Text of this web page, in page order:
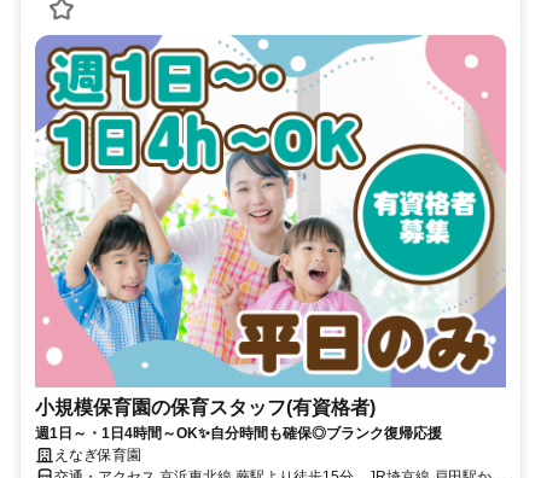
小規模保育園の保育スタッフ(有資格者)
週1日～・1日4時間～OK✨自分時間も確保◎ブランク復帰応援
えなぎ保育園